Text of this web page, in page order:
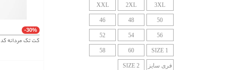
-30%
کت تک مردانه کد 400/82
XXL 2XL 3XL
46 48 50
52 54 56
58 60 SIZE 1
SIZE 2 فری سایز